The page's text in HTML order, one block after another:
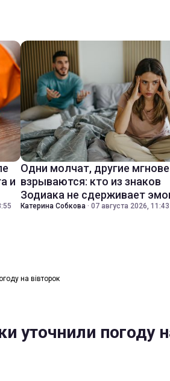
и
Одни молчат, другие
взрываются: кто из знаков
Зодиака не сдерживает
Катерина Собкова · 07 августа 2026, 11:43
на вівторок
уточнили погоду